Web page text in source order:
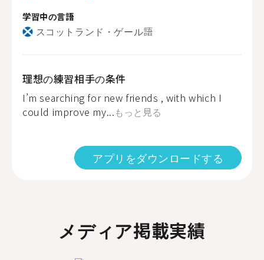
学習中の言語
スコットランド・ゲール語
理想の練習相手の条件
I’m searching for new friends , with which I
could improve my...もっと見る
アプリをダウンロードする
メディア掲載実績